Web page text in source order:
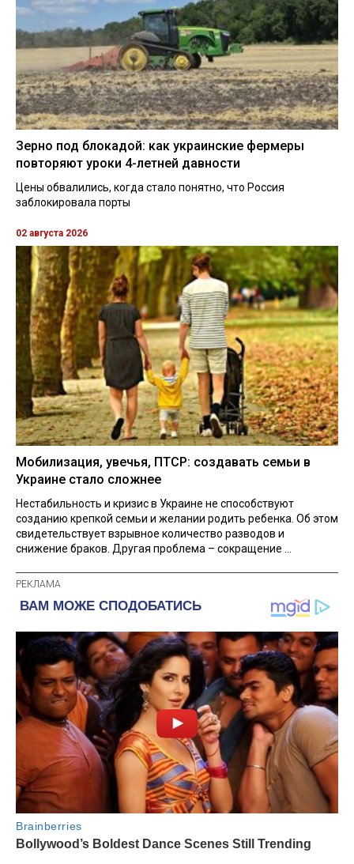
Зерно под блокадой: как украинские фермеры
повторяют уроки 4-летней давности
Цены обвалились, когда стало понятно, что Россия
заблокировала порты
02 августа 2026
Мобилизация, увечья, ПТСР: создавать семьи в
Украине стало сложнее
Нестабильность и кризис в Украине не способствуют
созданию крепкой семьи и желании родить ребенка. Об этом
свидетельствует взрывное количество разводов и
снижение браков. Другая проблема – сокращение ...